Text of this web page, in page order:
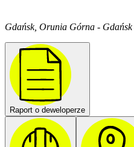
Gdańsk, Orunia Górna -
Raport o deweloperze